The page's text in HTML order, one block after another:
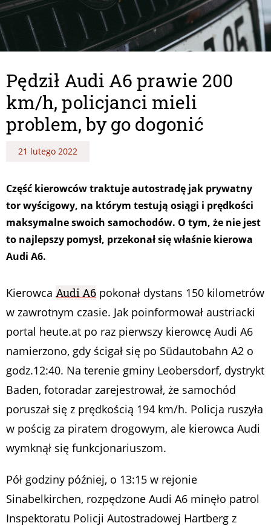
Pędził Audi A6 prawie 200
km/h, policjanci mieli
problem, by go dogonić
21 lutego 2022
Część kierowców traktuje autostradę jak prywatny
tor wyścigowy, na którym testują osiągi i prędkości
maksymalne swoich samochodów. O tym, że nie jest
to najlepszy pomysł, przekonał się właśnie kierowa
Audi A6.
Kierowca Audi A6 pokonał dystans 150 kilometrów
w zawrotnym czasie. Jak poinformował austriacki
portal heute.at po raz pierwszy kierowcę Audi A6
namierzono, gdy ścigał się po Südautobahn A2 o
godz.12:40. Na terenie gminy Leobersdorf, dystrykt
Baden, fotoradar zarejestrował, że samochód
poruszał się z prędkością 194 km/h. Policja ruszyła
w pościg za piratem drogowym, ale kierowca Audi
wymknął się funkcjonariuszom.
Pół godziny później, o 13:15 w rejonie
Sinabelkirchen, rozpędzone Audi A6 minęło patrol
Inspektoratu Policji Autostradowej Hartberg z